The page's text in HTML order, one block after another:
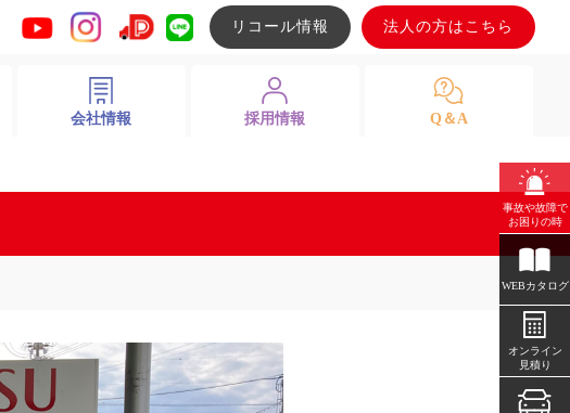
リコール情報 法人の方はこちら
会社情報 採用情報 Q＆A
事故や故障で
お困りの時
WEBカタログ
オンライン
見積り